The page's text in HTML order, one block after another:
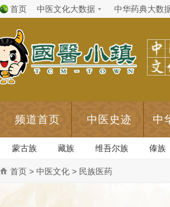
首页 中医文化大数据 中华药典大数
频道首页 中医史迹 中
蒙古族 藏族 维吾尔族 傣族
首页 > 中医文化 > 民族医药